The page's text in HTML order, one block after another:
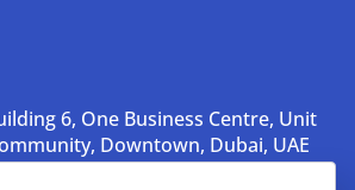
6, One Business Centre, Unit
Downtown, Dubai, UAE